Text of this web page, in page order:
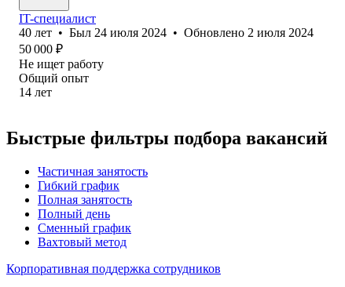
IT-специалист
40 лет • Был 24 июля 2024 • Обновлено 2 июля 2024
50 000 ₽
Не ищет работу
Общий опыт
14 лет
Быстрые фильтры подбора вакансий
Частичная занятость
Гибкий график
Полная занятость
Полный день
Сменный график
Вахтовый метод
Корпоративная поддержка сотрудников